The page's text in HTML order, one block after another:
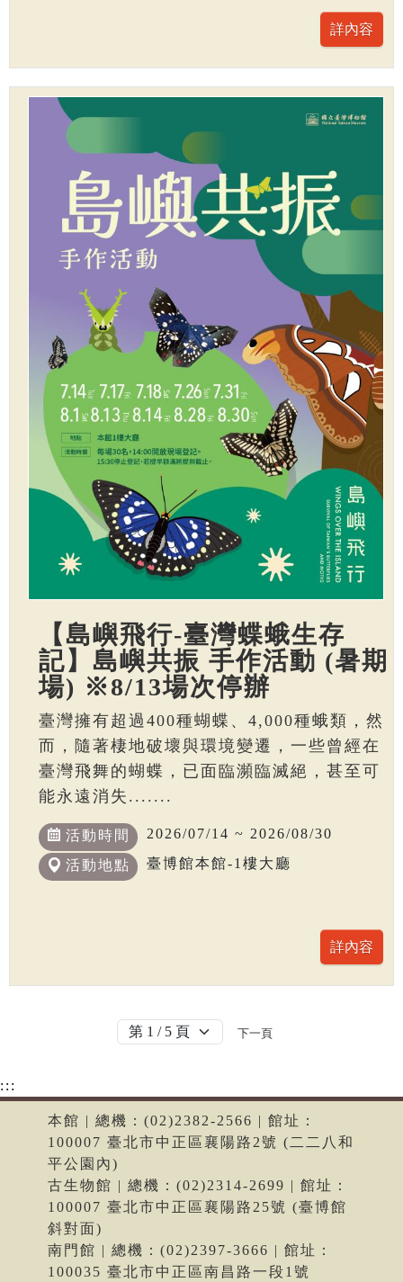
【島嶼飛行-臺灣蝶蛾生存
記】島嶼共振 手作活動 (暑期
場) ※8/13場次停辦
臺灣擁有超過400種蝴蝶、4,000種蛾類，然
而，隨著棲地破壞與環境變遷，一些曾經在
臺灣飛舞的蝴蝶，已面臨瀕臨滅絕，甚至可
能永遠消失.......
活動時間 2026/07/14 ~ 2026/08/30
活動地點 臺博館本館-1樓大廳
下一頁
:::
本館 | 總機：(02)2382-2566 | 館址：
100007 臺北市中正區襄陽路2號 (二二八和
平公園內)
古生物館 | 總機：(02)2314-2699 | 館址：
100007 臺北市中正區襄陽路25號 (臺博館
斜對面)
南門館 | 總機：(02)2397-3666 | 館址：
100035 臺北市中正區南昌路一段1號